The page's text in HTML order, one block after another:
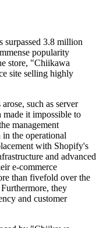
3.8 million
popularity
store, "Chiikawa
site selling highly
such as server
it impossible to
management
the operational
with Shopify's
and advanced
e-commerce
than fivefold over the
they
and customer